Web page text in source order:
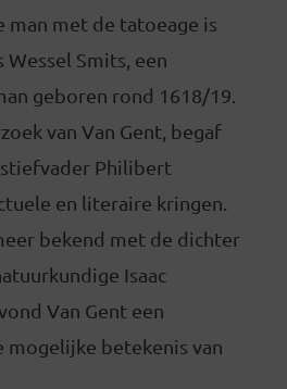
man met de tatoeage is
Smits, een
geboren rond 1618/19.
van Van Gent, begaf
stiefvader Philibert
en literaire kringen.
bekend met de dichter
Isaac
Van Gent een
mogelijke betekenis van